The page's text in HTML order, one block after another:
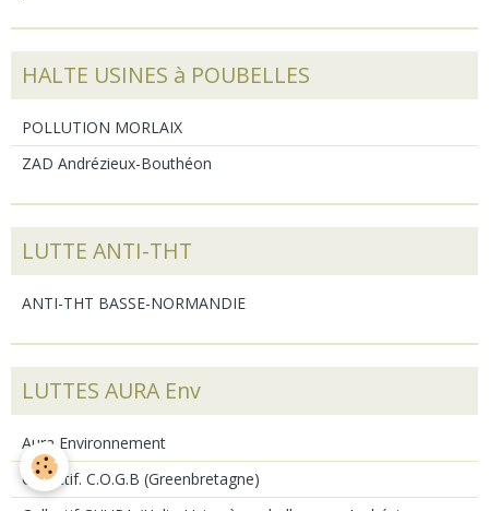
HALTE USINES à POUBELLES
POLLUTION MORLAIX
ZAD Andrézieux-Bouthéon
LUTTE ANTI-THT
ANTI-THT BASSE-NORMANDIE
LUTTES AURA Env
Aura Environnement
Collectif. C.O.G.B (Greenbretagne)